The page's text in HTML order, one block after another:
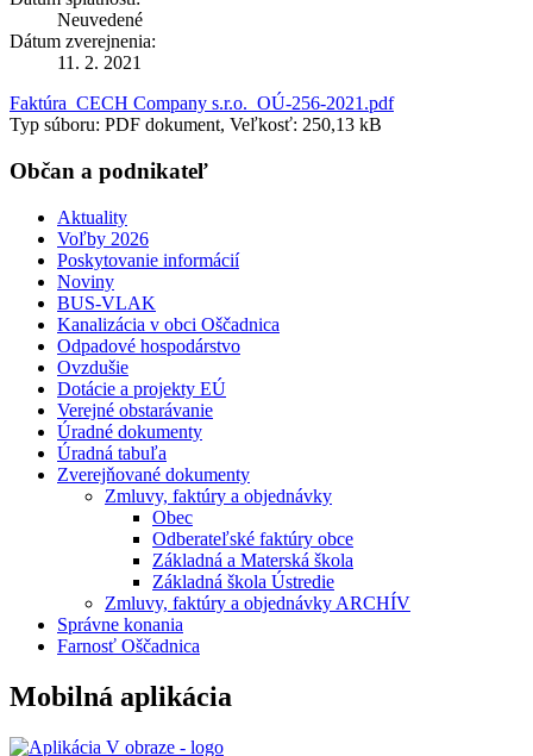
Neuvedené
Dátum zverejnenia:
11. 2. 2021
Faktúra_CECH Company s.r.o._OÚ-256-2021.pdf
Typ súboru: PDF dokument, Veľkosť: 250,13 kB
Občan a podnikateľ
Aktuality
Voľby 2026
Poskytovanie informácií
Noviny
BUS-VLAK
Kanalizácia v obci Oščadnica
Odpadové hospodárstvo
Ovzdušie
Dotácie a projekty EÚ
Verejné obstarávanie
Úradné dokumenty
Úradná tabuľa
Zverejňované dokumenty
Zmluvy, faktúry a objednávky
Obec
Odberateľské faktúry obce
Základná a Materská škola
Základná škola Ústredie
Zmluvy, faktúry a objednávky ARCHÍV
Správne konania
Farnosť Oščadnica
Mobilná aplikácia